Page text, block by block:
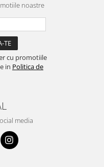
noastre
cu promotiile
in Politica de
media